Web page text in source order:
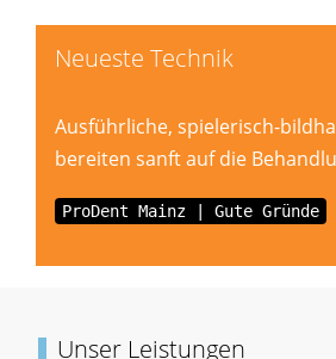
Neueste Technik
Ausführliche, spielerisch-
bereiten sanft auf die
ProDent Mainz | Gute Gründe
Unser Leistungen